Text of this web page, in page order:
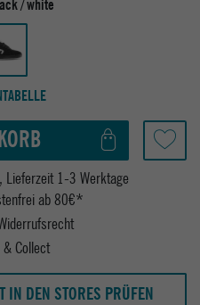
/ white
1-3 Werktage
ab 80€*
& Collect
IN DEN STORES PRÜFEN